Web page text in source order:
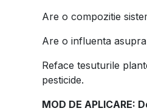
Are o compozitie
Are o influenta
Reface tesuturile
pesticide.
MOD DE APLICARE: